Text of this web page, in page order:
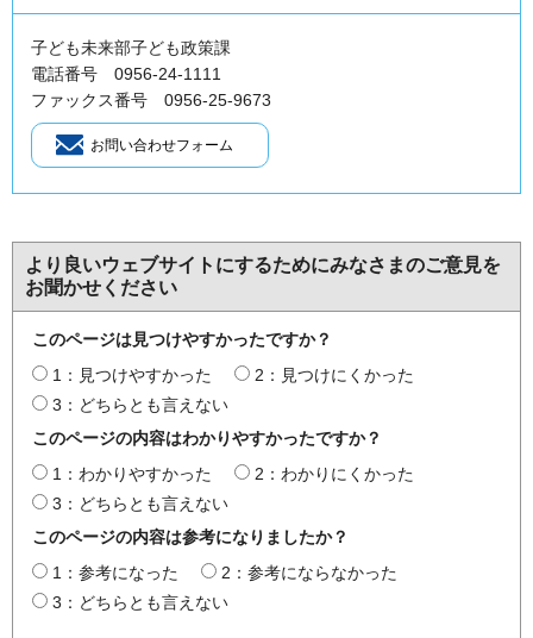
子ども未来部子ども政策課
電話番号 0956-24-1111
ファックス番号 0956-25-9673
より良いウェブサイトにするためにみなさまのご意見を
お聞かせください
このページは見つけやすかったですか？
1：見つけやすかった
2：見つけにくかった
3：どちらとも言えない
このページの内容はわかりやすかったですか？
1：わかりやすかった
2：わかりにくかった
3：どちらとも言えない
このページの内容は参考になりましたか？
1：参考になった
2：参考にならなかった
3：どちらとも言えない